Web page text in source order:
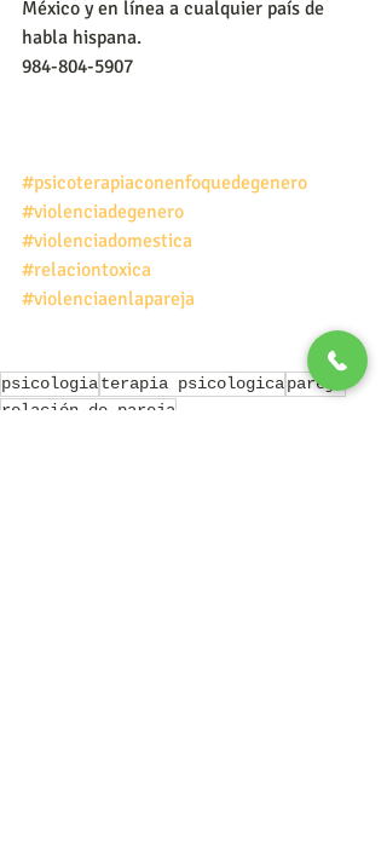
México y en línea a cualquier país de
habla hispana.
984-804-5907
#psicoterapiaconenfoquedegenero
#violenciadegenero
#violenciadomestica
#relaciontoxica
#violenciaenlapareja
psicologiaterapia psicologicapareja
relación de pareja